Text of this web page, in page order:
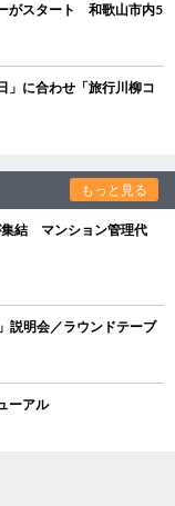
がスタート 和歌山市内5
に合わせ「旅行川柳コ
もっと見る
集結 マンション管理代
説明会／ラウンドテーブ
ーアル